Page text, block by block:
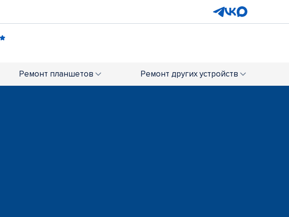
Ремонт планшетов Ремонт других устройств